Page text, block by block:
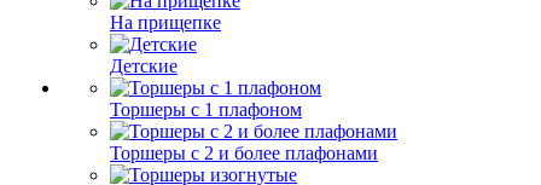
На прищепке
Детские
Торшеры с 1 плафоном
Торшеры с 2 и более плафонами